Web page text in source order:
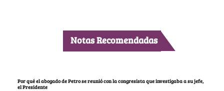
Notas Recomendadas
Por qué el abogado de Petro se reunió con la congresista que investigaba a su jefe,
el Presidente